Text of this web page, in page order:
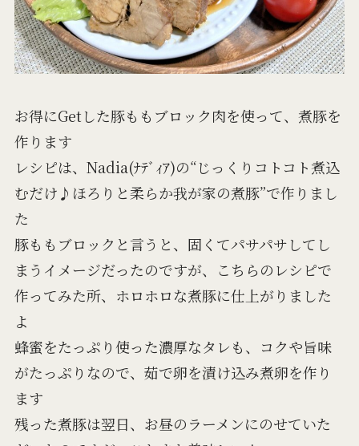
お得にGetした豚ももブロック肉を使って、煮豚を
作ります
レシピは、Nadia(ﾅﾃﾞｨｱ)の“じっくりコトコト煮込
むだけ♪ほろりと柔らか我が家の煮豚”で作りまし
た
豚ももブロックと言うと、固くてパサパサしてし
まうイメージだったのですが、こちらのレシピで
作ってみた所、ホロホロな煮豚に仕上がりました
よ
蜂蜜をたっぷり使った濃厚なタレも、コクや旨味
がたっぷりなので、茹で卵を漬け込み煮卵を作り
ます
残った煮豚は翌日、お昼のラーメンにのせていた